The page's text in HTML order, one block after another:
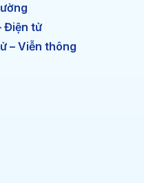
Điện tử
– Viễn thông